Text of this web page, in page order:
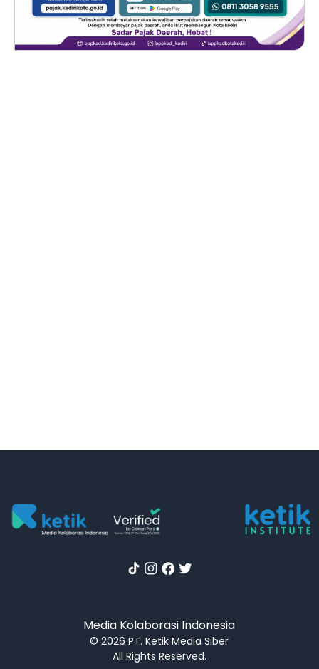
Media Kolaborasi Indonesia
© 2026 PT. Ketik Media Siber
All Rights Reserved.